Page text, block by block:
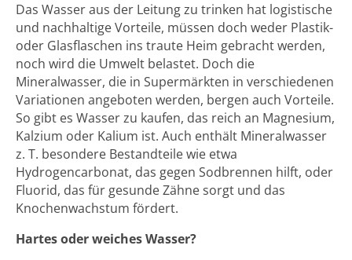
Das Wasser aus der Leitung zu trinken hat logistische
und nachhaltige Vorteile, müssen doch weder Plastik-
oder Glasflaschen ins traute Heim gebracht werden,
noch wird die Umwelt belastet. Doch die
Mineralwasser, die in Supermärkten in verschiedenen
Variationen angeboten werden, bergen auch Vorteile.
So gibt es Wasser zu kaufen, das reich an Magnesium,
Kalzium oder Kalium ist. Auch enthält Mineralwasser
z. T. besondere Bestandteile wie etwa
Hydrogencarbonat, das gegen Sodbrennen hilft, oder
Fluorid, das für gesunde Zähne sorgt und das
Knochenwachstum fördert.
Hartes oder weiches Wasser?